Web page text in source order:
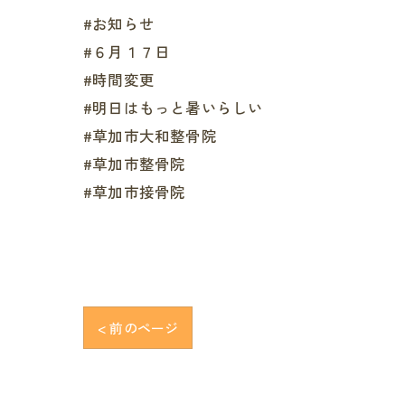
#お知らせ
#６月１７日
#時間変更
#明日はもっと暑いらしい
#草加市大和整骨院
#草加市整骨院
#草加市接骨院
< 前のページ